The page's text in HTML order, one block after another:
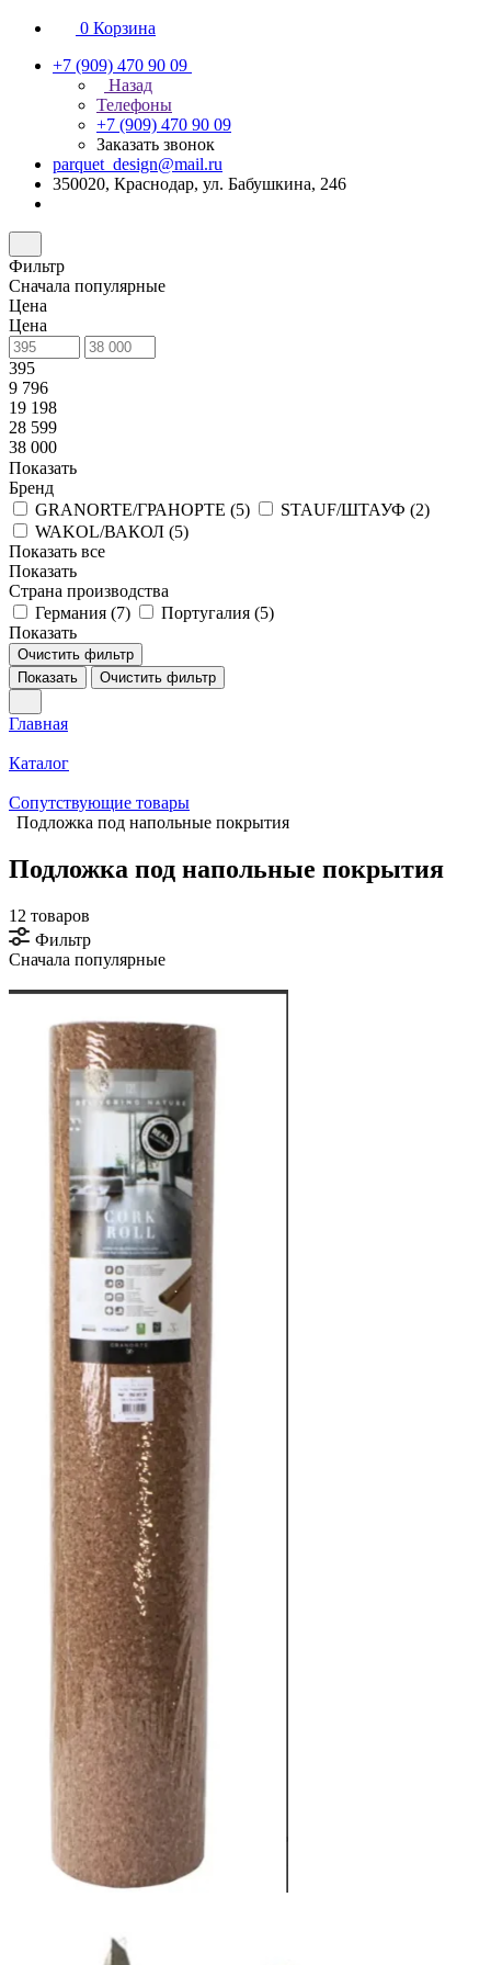
0 Корзина
+7 (909) 470 90 09
Назад
Телефоны
+7 (909) 470 90 09
Заказать звонок
parquet_design@mail.ru
350020, Краснодар, ул. Бабушкина, 246
Фильтр
Сначала популярные
Цена
Цена
395
9 796
19 198
28 599
38 000
Показать
Бренд
GRANORTE/ГРАНОРТЕ (5) STAUF/ШТАУФ (2)
WAKOL/ВАКОЛ (5)
Показать все
Показать
Страна производства
Германия (7) Португалия (5)
Показать
Очистить фильтр
Показать
Очистить фильтр
Главная
Каталог
Сопутствующие товары
Подложка под напольные покрытия
Подложка под напольные покрытия
12 товаров
Фильтр
Сначала популярные